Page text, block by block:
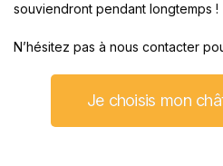
souviendront pendant longtemps !
N’hésitez pas à nous contacter
Je choisis mon